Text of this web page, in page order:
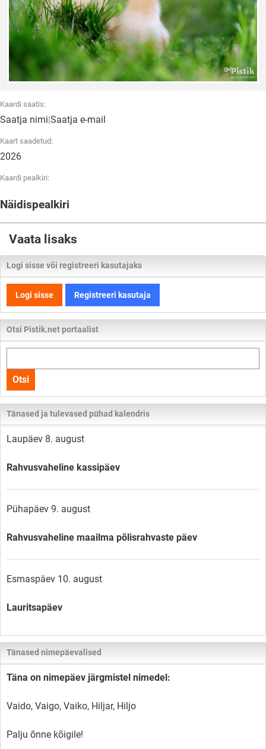
Kaardi saatis:
Saatja nimi|Saatja e-mail
Kaart saadetud:
2026
Kaardi pealkiri:
Näidispealkiri
Vaata lisaks
Logi sisse või registreeri kasutajaks
Logi sisse Registreeri kasutaja
Otsi Pistik.net portaalist
kogu
lehelt
Otsi
Tänased ja tulevased pühad kalendris
Laupäev 8. august
Rahvusvaheline kassipäev
Pühapäev 9. august
Rahvusvaheline maailma põlisrahvaste päev
Esmaspäev 10. august
Lauritsapäev
Tänased nimepäevalised
Täna on nimepäev järgmistel nimedel:
Vaido, Vaigo, Vaiko, Hiljar, Hiljo
Palju õnne kõigile!